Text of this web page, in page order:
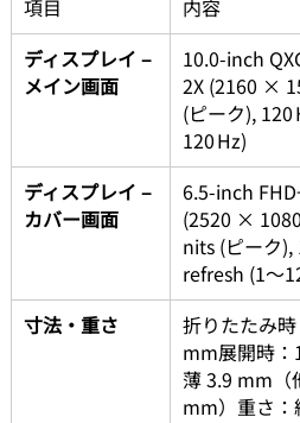
項目
内容
ディスプレイ –
メイン画面
10.0‑inch
2X (2160 ×
(ピーク),
120 Hz)
ディスプレイ –
カバー画面
6.5‑inch
(2520 ×
nits (ピーク),
refresh (1〜
寸法・重さ
折りたたみ
mm展開時
薄 3.9 mm（
mm）重さ：